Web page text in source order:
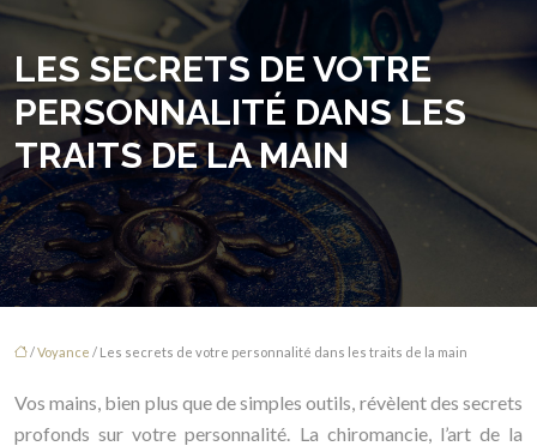
LES SECRETS DE VOTRE
PERSONNALITÉ DANS LES
TRAITS DE LA MAIN
/Voyance / Les secrets de votre personnalité dans les traits de la main
Vos mains, bien plus que de simples outils, révèlent des secrets
profonds sur votre personnalité. La chiromancie, l’art de la